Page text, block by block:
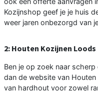
Kozijnshop geef je je huis
weer jaren onbezorgd van
2: Houten Kozijnen Loods
Ben je op zoek naar
dan de website van Houten
van hardhout voor zowel